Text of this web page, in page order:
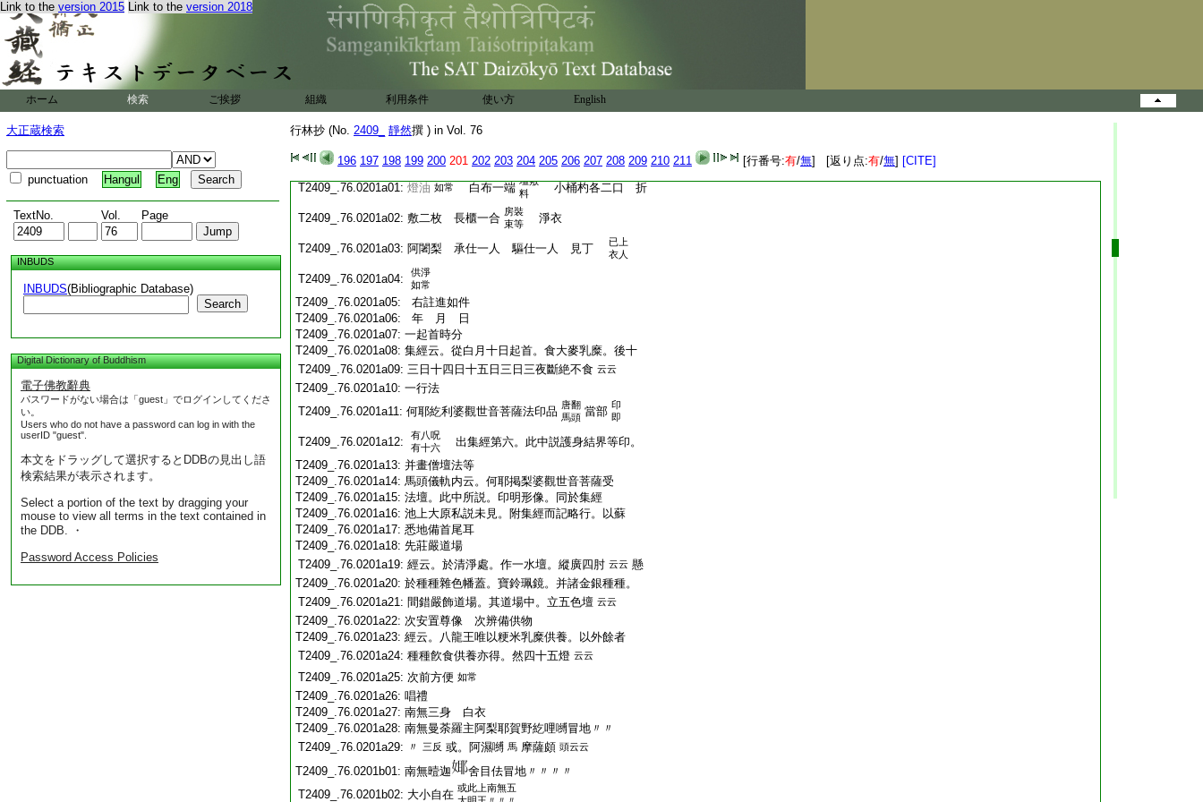
Link to the version 2015 Link to the version 2018
ホーム 検索 ご挨拶 組織 利用条件 使い方 English
大正蔵検索
punctuation Hangul Eng
TextNo. Vol. Page
INBUDS
INBUDS(Bibliographic Database)
Search
Digital Dictionary of Buddhism
電子佛教辭典
パスワードがない場合は「guest」でログインしてくださ
い。
Users who do not have a password can log in with the
userID "guest".
本文をドラッグして選択するとDDBの見出し語
検索結果が表示されます。
Select a portion of the text by dragging your
mouse to view all terms in the text contained in
the DDB. ・
Password Access Policies
行林抄 (No. 2409_ 靜然撰 ) in Vol. 76
196 197 198 199 200 201 202 203 204 205 206 207 208 209 210 211 [行番号:有/無] [返り点:有/無] [CITE]
T2409_.76.0200c22: 供八龍王 云云
T2409_.76.0200c23: 護摩物 胡麻人 稻穀華等 蘇蜜相和
T2409_.76.0200c24:已上集經意可見之
註進
T2409_.76.0200c27: 壇一面
五寸
燈臺二本 脇机一脚 或二
脚
T2409_.76.0200c28: 盤一面 半疊一枚 蘇 蜜 名香
T2409_.76.0200c29: 壇供 如常
T2409_.76.0201a01: 燈油 如常 白布一端 壇敷
料
小桶杓各二口 折
T2409_.76.0201a02: 敷二枚 長櫃一合 房裝
束等
淨衣
T2409_.76.0201a03: 阿闍梨 承仕一人 驅仕一人 見丁
已上
衣人
T2409_.76.0201a04:
供淨
如常
T2409_.76.0201a05:
右註進如件
T2409_.76.0201a06:
年 月 日
T2409_.76.0201a07: 一起首時分
T2409_.76.0201a08: 集經云。從白月十日起首。食大麥乳糜。後十
T2409_.76.0201a09: 三日十四日十五日三日三夜斷絶不食 云云
T2409_.76.0201a10: 一行法
T2409_.76.0201a11: 何耶紇利婆觀世音菩薩法印品 唐翻
馬頭 當部 印
即
T2409_.76.0201a12:
有八呪
有十六
出集經第六。此中説護身結界等印。
T2409_.76.0201a13: 并畫僧壇法等
T2409_.76.0201a14: 馬頭儀軌内云。何耶掲梨婆觀世音菩薩受
T2409_.76.0201a15: 法壇。此中所説。印明形像。同於集經
T2409_.76.0201a16: 池上大原私説未見。附集經而記略行。以蘇
T2409_.76.0201a17: 悉地備首尾耳
T2409_.76.0201a18: 先莊嚴道場
T2409_.76.0201a19: 經云。於清淨處。作一水壇。縱廣四肘 云云 懸
T2409_.76.0201a20: 於種種雜色幡蓋。寶鈴珮鏡。并諸金銀種種。
T2409_.76.0201a21: 間錯嚴飾道場。其道場中。立五色壇 云云
T2409_.76.0201a22: 次安置尊像 次辨備供物
T2409_.76.0201a23: 經云。八龍王唯以粳米乳糜供養。以外餘者
T2409_.76.0201a24: 種種飮食供養亦得。然四十五燈 云云
T2409_.76.0201a25: 次前方便 如常
T2409_.76.0201a26: 唱禮
T2409_.76.0201a27: 南無三身 白衣
T2409_.76.0201a28: 南無曼荼羅主阿梨耶賀野紇哩嚩冒地〃〃
T2409_.76.0201a29: 〃 三反 或。阿濕嚩 馬 摩薩頗 頭云云
T2409_.76.0201b01: 南無曀迦
舍目佉冒地〃〃〃〃
T2409_.76.0201b02: 大小自在 或此上南無五